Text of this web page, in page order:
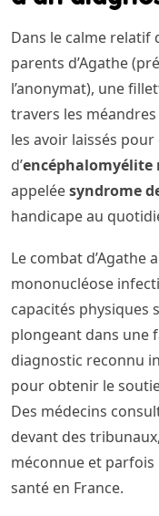
Dans le calme relatif
parents d’Agathe
l’anonymat), une
travers les
les avoir laissés
d’encéphalomyélite
appeléesyndrome
handicape au
Le combat d’Agathe
mononucléose
capacités physiques
plongeant dans une
diagnostic reconnu
pour obtenir le
Des médecins
devant des
méconnue et
santé en France.